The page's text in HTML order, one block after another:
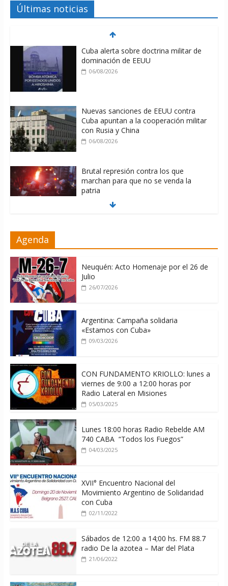
Últimas noticias
Cuba alerta sobre doctrina militar de
dominación de EEUU
06/08/2026
Nuevas sanciones de EEUU contra
Cuba apuntan a la cooperación militar
con Rusia y China
06/08/2026
Brutal represión contra los que
marchan para que no se venda la
patria
06/08/2026
06/08/2026
Agenda
Neuquén: Acto Homenaje por el 26 de
Julio
26/07/2026
Argentina: Campaña solidaria
«Estamos con Cuba»
09/03/2026
CON FUNDAMENTO KRIOLLO: lunes a
viernes de 9:00 a 12:00 horas por
Radio Lateral en Misiones
05/03/2025
Lunes 18:00 horas Radio Rebelde AM
740 CABA “Todos los Fuegos”
04/03/2025
XVII° Encuentro Nacional del
Movimiento Argentino de Solidaridad
con Cuba
02/11/2022
Sábados de 12:00 a 14;00 hs. FM 88.7
radio De la azotea – Mar del Plata
21/06/2022